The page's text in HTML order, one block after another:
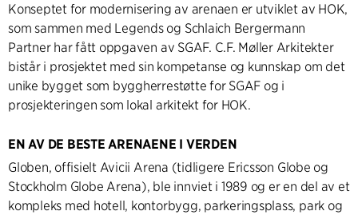
Konseptet for modernisering av arenaen er utviklet av HOK,
som sammen med Legends og Schlaich Bergermann
Partner har fått oppgaven av SGAF. C.F. Møller Arkitekter
bistår i prosjektet med sin kompetanse og kunnskap om det
unike bygget som byggherrestøtte for SGAF og i
prosjekteringen som lokal arkitekt for HOK.
EN AV DE BESTE ARENAENE I VERDEN
Globen, offisielt Avicii Arena (tidligere Ericsson Globe og
Stockholm Globe Arena), ble innviet i 1989 og er en del av et
kompleks med hotell, kontorbygg, parkeringsplass, park og